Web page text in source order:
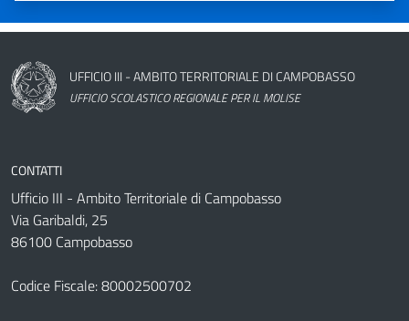
Nome dell'amministrazione
UFFICIO III - AMBITO TERRITORIALE DI CAMPOBASSO
UFFICIO SCOLASTICO REGIONALE PER IL MOLISE
CONTATTI
Ufficio III - Ambito Territoriale di Campobasso
Via Garibaldi, 25
86100 Campobasso
Codice Fiscale: 80002500702